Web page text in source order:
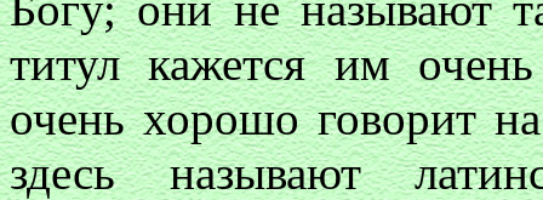
титул кажется им
очень хорошо говорит
здесь называют